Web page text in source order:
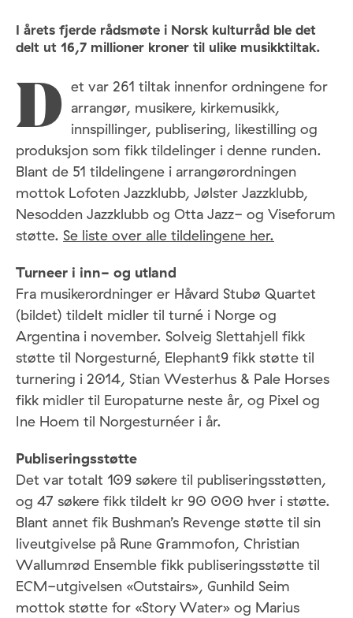
I årets fjerde rådsmøte i Norsk kulturråd ble det
delt ut 16,7 millioner kroner til ulike musikktiltak.
D et var 261 tiltak innenfor ordningene for
arrangør, musikere, kirkemusikk,
innspillinger, publisering, likestilling og
produksjon som fikk tildelinger i denne runden.
Blant de 51 tildelingene i arrangørordningen
mottok Lofoten Jazzklubb, Jølster Jazzklubb,
Nesodden Jazzklubb og Otta Jazz- og Viseforum
støtte. Se liste over alle tildelingene her.
Turneer i inn- og utland
Fra musikerordninger er Håvard Stubø Quartet
(bildet) tildelt midler til turné i Norge og
Argentina i november. Solveig Slettahjell fikk
støtte til Norgesturné, Elephant9 fikk støtte til
turnering i 2014, Stian Westerhus & Pale Horses
fikk midler til Europaturne neste år, og Pixel og
Ine Hoem til Norgesturnéer i år.
Publiseringsstøtte
Det var totalt 109 søkere til publiseringsstøtten,
og 47 søkere fikk tildelt kr 90 000 hver i støtte.
Blant annet fik Bushman’s Revenge støtte til sin
liveutgivelse på Rune Grammofon, Christian
Wallumrød Ensemble fikk publiseringsstøtte til
ECM-utgivelsen «Outstairs», Gunhild Seim
mottok støtte for «Story Water» og Marius